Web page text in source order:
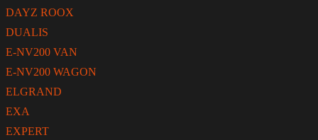
DAYZ ROOX
DUALIS
E-NV200 VAN
E-NV200 WAGON
ELGRAND
EXA
EXPERT